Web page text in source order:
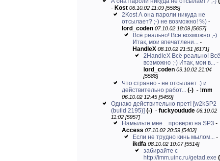
- Kost 06.10.02 11:09 [5585]
2Kost А она пароли никуда не
отсылает? ;-) не возможно! %) -
lord_coden 07.10.02 18:09 [5657]
Всё реально! Всё возможно ;-)
Итак, мои впечатлени... -
HandleX 08.10.02 21:51 [6171]
2HandleX Всё реально! Всё
возможно ;-) Итак, мои в... -
lord_coden 09.10.02 21:04
[5588]
Что странно - не отсылает :) и
действительно работ... (-) - !mm
06.10.02 12:45 [5459]
Однако действительно прет! [w2kSP2
(build 2195)] (-) - fuckyoudude 06.10.02
11:02 [5957]
Намыльте мне....проверю на SP3 -
Access 07.10.02 20:59 [5402]
Если не трудно кинь мылом... -
ikdfa 08.10.02 10:07 [5514]
забирайте с
http://imm.uinc.ru/getad.exe